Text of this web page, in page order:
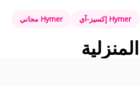
Hymer إكسيز-آي
Hymer مجاني